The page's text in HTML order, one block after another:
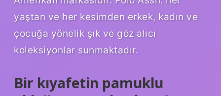
yaştan ve her kesimden erkek, kadın ve
çocuğa yönelik şık ve göz alıcı
koleksiyonlar sunmaktadır.
Bir kıyafetin pamuklu